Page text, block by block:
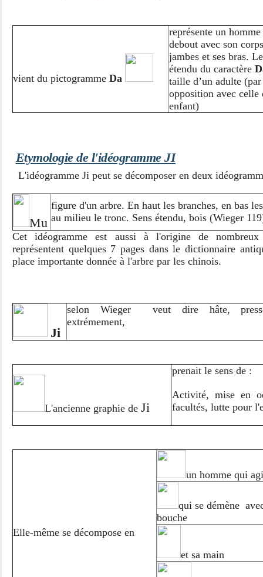
vient du pictogramme Da
représente un
debout avec son corps
jambes et ses bras.
étendu du caractère
taille d’un adulte (par
opposition avec celle
enfant)
Etymologie de l'idéogramme JI
L'idéogramme Ji peut se décomposer en deux
Mu
figure d'un arbre. En haut les branches, en bas
au milieu le tronc. Sens étendu, bois (Wieger
Cet idéogramme est aussi à l'origine de nombreux
représentent quelques 7 pages dans le dictionnaire
place importante donnée à l'arbre par les chinois.
Ji
selon Wieger veut dire hâte,
extrémement,
L'ancienne graphie de Ji
prenait le sens de :
Activité, mise en
facultés, lutte pour
Elle-même se décompose en
un homme qui
qui se démène
bouche
et sa main